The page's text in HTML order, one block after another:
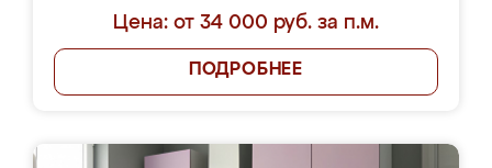
Цена: от 34 000 руб. за п.м.
ПОДРОБНЕЕ